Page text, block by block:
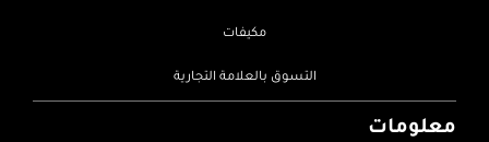
مكيفات
التسوق بالعلامة التجارية
معلومات